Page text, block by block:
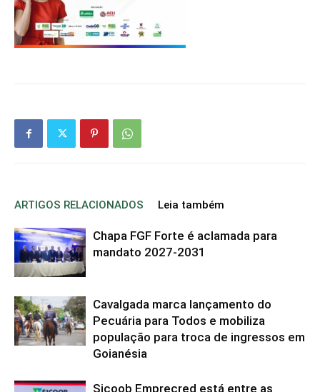
ARTIGOS RELACIONADOS Leia também
Chapa FGF Forte é aclamada para
mandato 2027-2031
Cavalgada marca lançamento do
Pecuária para Todos e mobiliza
população para troca de ingressos em
Goianésia
Sicoob Emprecred está entre as